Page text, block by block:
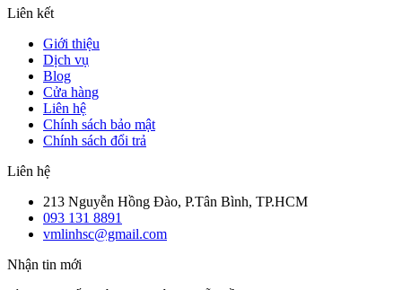
Liên kết
Giới thiệu
Dịch vụ
Blog
Cửa hàng
Liên hệ
Chính sách bảo mật
Chính sách đổi trả
Liên hệ
213 Nguyễn Hồng Đào, P.Tân Bình, TP.HCM
093 131 8891
vmlinhsc@gmail.com
Nhận tin mới